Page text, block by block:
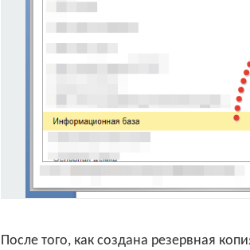
После того, как создана резервная